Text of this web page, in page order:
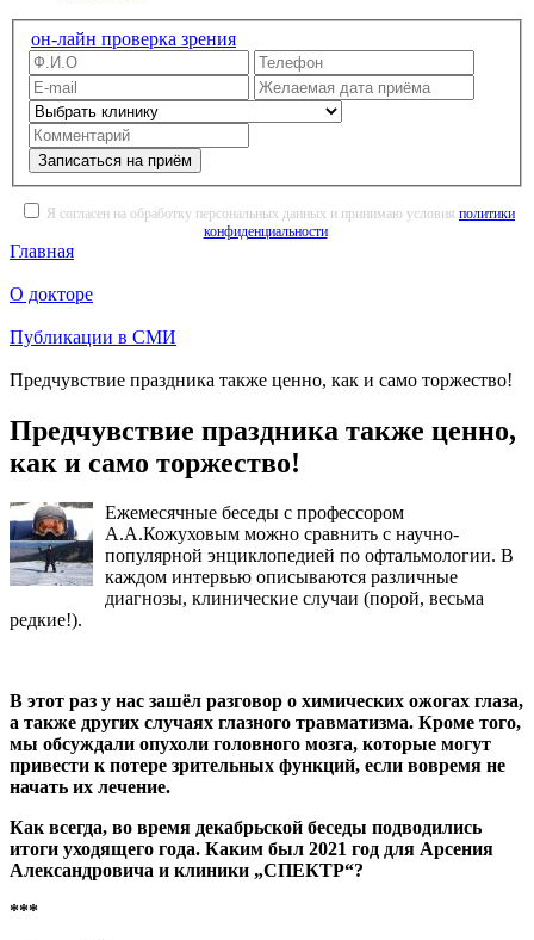
он-лайн проверка зрения
Записаться на приём
Я согласен на обработку персональных данных и принимаю условия политики
конфиденциальности.
Главная
О докторе
Публикации в СМИ
Предчувствие праздника также ценно, как и само торжество!
Предчувствие праздника также ценно,
как и само торжество!
Ежемесячные беседы с профессором
А.А.Кожуховым можно сравнить с научно-
популярной энциклопедией по офтальмологии. В
каждом интервью описываются различные
диагнозы, клинические случаи (порой, весьма
редкие!).
В этот раз у нас зашёл разговор о химических ожогах глаза,
а также других случаях глазного травматизма. Кроме того,
мы обсуждали опухоли головного мозга, которые могут
привести к потере зрительных функций, если вовремя не
начать их лечение.
Как всегда, во время декабрьской беседы подводились
итоги уходящего года. Каким был 2021 год для Арсения
Александровича и клиники „СПЕКТР“?
***